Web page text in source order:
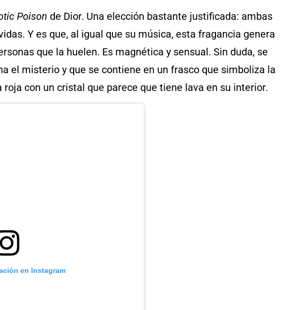
Poison de Dior. Una elección bastante justificada: ambas
Y es que, al igual que su música, esta fragancia genera
que la huelen. Es magnética y sensual. Sin duda, se
el misterio y que se contiene en un frasco que simboliza la
con un cristal que parece que tiene lava en su interior.
en Instagram